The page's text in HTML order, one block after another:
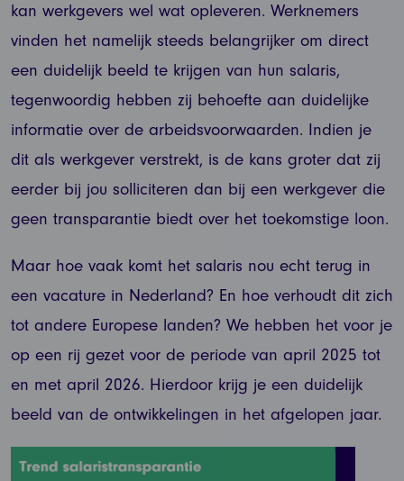
kan werkgevers wel wat opleveren. Werknemers
vinden het namelijk steeds belangrijker om direct
een duidelijk beeld te krijgen van hun salaris,
tegenwoordig hebben zij behoefte aan duidelijke
informatie over de arbeidsvoorwaarden. Indien je
dit als werkgever verstrekt, is de kans groter dat zij
eerder bij jou solliciteren dan bij een werkgever die
geen transparantie biedt over het toekomstige loon.
Maar hoe vaak komt het salaris nou echt terug in
een vacature in Nederland? En hoe verhoudt dit zich
tot andere Europese landen? We hebben het voor je
op een rij gezet voor de periode van april 2025 tot
en met april 2026. Hierdoor krijg je een duidelijk
beeld van de ontwikkelingen in het afgelopen jaar.